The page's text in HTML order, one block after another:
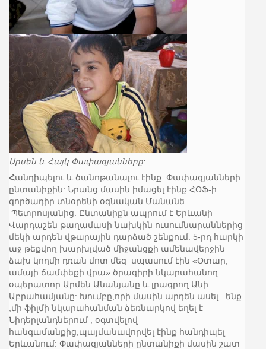
Արսեն և Հայկ Փափազյանները:
Հանդիպելու և ծանոթանալու էինք Փափազյանների
ընտանիքին: Նրանց մասին իմացել էինք ՀՕՖ-ի
գործադիր տնօրենի օգնական Մանանե
Պետրոսյանից: Ընտանիքն ապրում է Երևանի
Վարդաշեն թաղամասի նախկին ուսումնարաններից
մեկի արդեն վթարային դարձած շենքում: 5-րդ հարկի
աջ թեքվող խարխլված միջանցքի ամենավերջին
ձախ կողմի դռան մոտ մեզ սպասում էին «Օտար,
ամայի ճամփեքի վրա» ծրագիրի նկարահանող
օպերատոր Արմեն Անանյանը և լրագրող Անի
Աբրահամյանը: Խումբը,որի մասին արդեն ասել ենք
,մի ֆիլմի նկարահանման ձեռնարկով եղել է
Նիդերլանդներում , օգտվելով
հանգամանքից,պայմանավորվել էինք հանդիպել
Երևանում: Փափազյանների ընտանիքի մասին շատ